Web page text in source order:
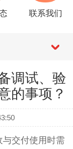
联系我们
调试、验
的事项？
交付使用时需